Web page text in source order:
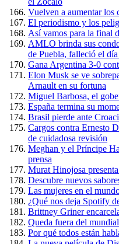
Vuelven a aumentar los
El periodismo y los
Así vamos para la final
AMLO brinda sus
de Puebla, falleció el
Gana Argentina 3-0
Elon Musk se ve
Arnault en su fortuna
Miguel Barbosa, el
España termina su
Brasil pierde ante
Cargos contra Ernesto
de cuidadosa revisión
Meghan y el Príncipe
prensa
Murat Hinojosa
Descubre nuevos
Las mujeres en el
¿Qué nos deja Spotify
Brittney Griner
Queda fuera del
Por qué todos están